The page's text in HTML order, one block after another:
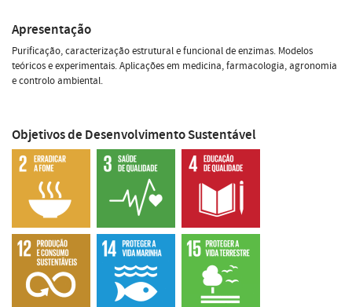
Apresentação
Purificação, caracterização estrutural e funcional de enzimas. Modelos
teóricos e experimentais. Aplicações em medicina, farmacologia, agronomia
e controlo ambiental.
Objetivos de Desenvolvimento Sustentável